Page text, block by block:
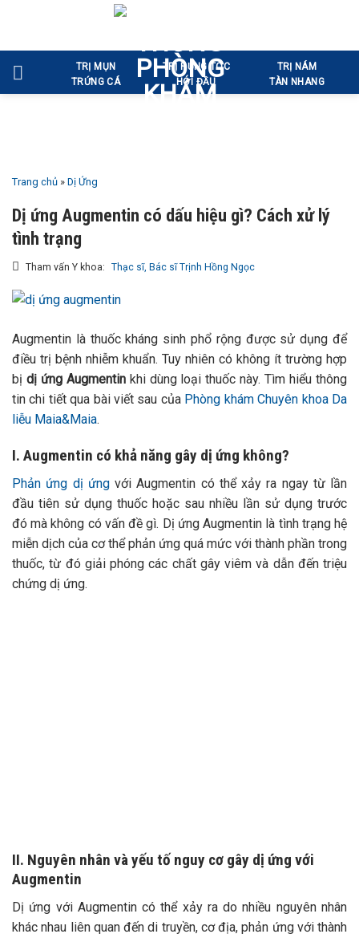
nội
dung
TRỊ MỤN
TRỨNG CÁ
TRỊ RỤNG TÓC
HÓI ĐẦU
TRỊ NÁM
TÀN NHANG
Trang chủ » Dị Ứng
Dị ứng Augmentin có dấu hiệu gì? Cách xử lý
tình trạng
Tham vấn Y khoa: Thạc sĩ, Bác sĩ Trịnh Hồng Ngọc
Augmentin là thuốc kháng sinh phổ rộng được sử dụng để
điều trị bệnh nhiễm khuẩn. Tuy nhiên có không ít trường hợp
bị dị ứng Augmentinkhi dùng loại thuốc này. Tìm hiểu thông
tin chi tiết qua bài viết sau của Phòng khám Chuyên khoa Da
liễu Maia&Maia.
I. Augmentin có khả năng gây dị ứng không?
Phản ứng dị ứngvới Augmentin có thể xảy ra ngay từ lần
đầu tiên sử dụng thuốc hoặc sau nhiều lần sử dụng trước
đó mà không có vấn đề gì. Dị ứng Augmentin là tình trạng hệ
miễn dịch của cơ thể phản ứng quá mức với thành phần trong
thuốc, từ đó giải phóng các chất gây viêm và dẫn đến triệu
chứng dị ứng.
II. Nguyên nhân và yếu tố nguy cơ gây dị ứng với
Augmentin
Dị ứng với Augmentin có thể xảy ra do nhiều nguyên nhân
khác nhau liên quan đến di truyền, cơ địa, phản ứng với thành